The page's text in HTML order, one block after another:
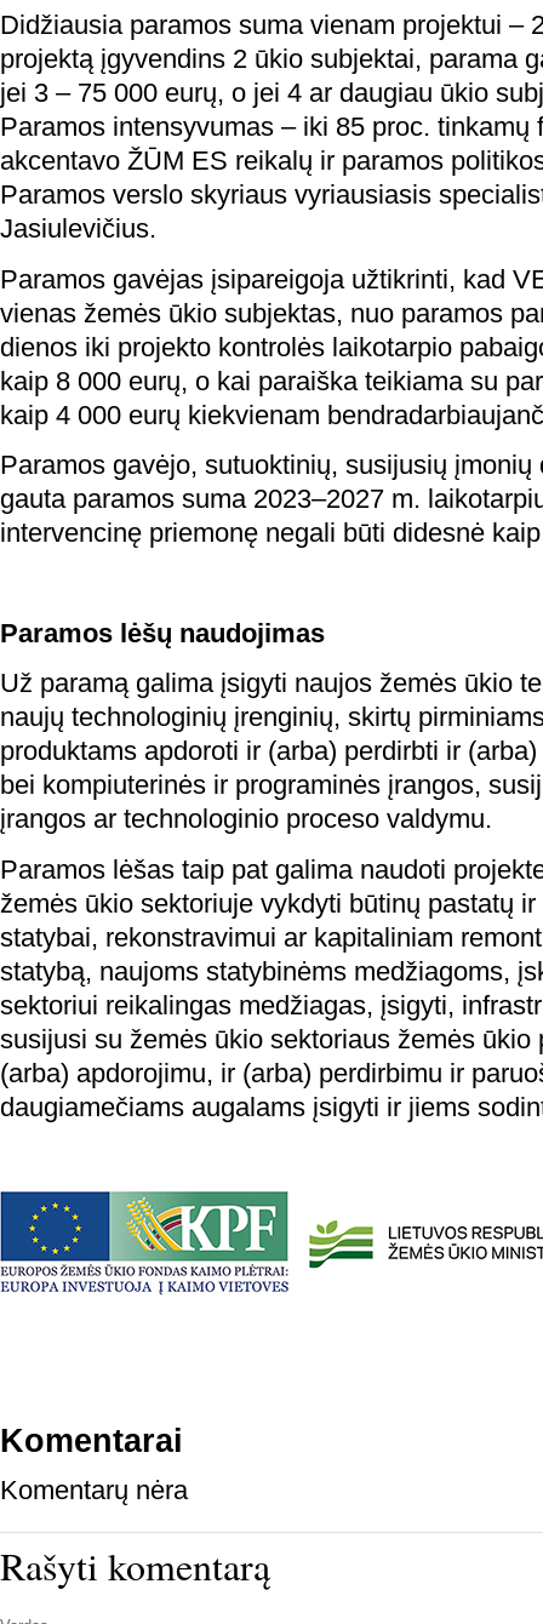
Didžiausia paramos suma vienam projektui –
projektą įgyvendins 2 ūkio subjektai, parama
jei 3 – 75 000 eurų, o jei 4 ar daugiau ūkio
Paramos intensyvumas – iki 85 proc. tinkamų
akcentavo ŽŪM ES reikalų ir paramos
Paramos verslo skyriaus vyriausiasis
Jasiulevičius.
Paramos gavėjas įsipareigoja užtikrinti, kad
vienas žemės ūkio subjektas, nuo paramos
dienos iki projekto kontrolės laikotarpio
kaip 8 000 eurų, o kai paraiška teikiama su
kaip 4 000 eurų kiekvienam
Paramos gavėjo, sutuoktinių, susijusių įmonių
gauta paramos suma 2023–2027 m.
intervencinę priemonę negali būti didesnė
Paramos lėšų naudojimas
Už paramą galima įsigyti naujos žemės ūkio
naujų technologinių įrenginių, skirtų
produktams apdoroti ir (arba) perdirbti ir
bei kompiuterinės ir programinės įrangos,
įrangos ar technologinio proceso valdymu.
Paramos lėšas taip pat galima naudoti
žemės ūkio sektoriuje vykdyti būtinų pastatų
statybai, rekonstravimui ar kapitaliniam
statybą, naujoms statybinėms medžiagoms,
sektoriui reikalingas medžiagas, įsigyti,
susijusi su žemės ūkio sektoriaus žemės ūkio
(arba) apdorojimu, ir (arba) perdirbimu ir
daugiamečiams augalams įsigyti ir jiems
Komentarai
Komentarų nėra
Rašyti komentarą